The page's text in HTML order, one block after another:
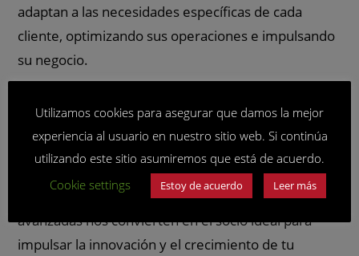
adaptan a las necesidades específicas de cada
cliente, optimizando sus operaciones e impulsando
su negocio.
implementado con éxito soluciones de IA en una
variedad de sectores. Nuestra profunda
comprensión de los desafíos empresariales y
nuestra experiencia en la aplicación de tecnologías
avanzadas nos convierten en el socio ideal para
impulsar la innovación y el crecimiento de tu
Utilizamos cookies para asegurar que damos la mejor
experiencia al usuario en nuestro sitio web. Si continúa
utilizando este sitio asumiremos que está de acuerdo.
Cookie settings
Estoy de acuerdo Leer más